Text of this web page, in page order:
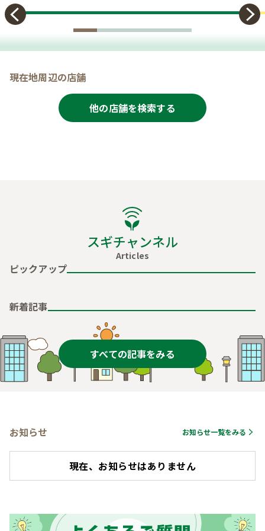
現在地周辺の店舗
他の店舗を検索する
スギチャンネル
Articles
ピックアップ
新着記事
すべての記事をみる
お知らせ お知らせ一覧をみる
現在、お知らせはありません